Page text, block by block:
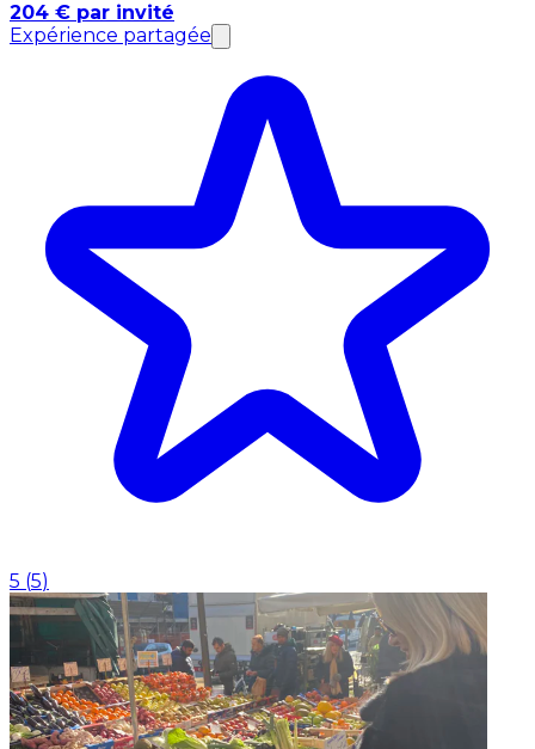
204 € par invité
Expérience partagée
5 (5)